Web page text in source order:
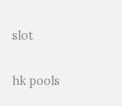
slot
hk pools